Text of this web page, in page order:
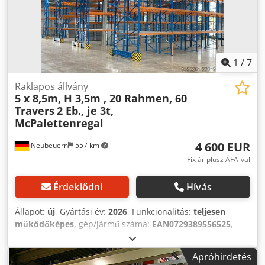
1 /7
Neubeuern 557 km
Raklapos állvány
5 x 8,5m, H 3,5m , 20 Rahmen, 60
Travers2 Eb., je 3t,
McPalettenregal
4 600 EUR
Fix ár plusz ÁFA-val
Érdeklődni Hívás
Állapot: új, Gyártási év: 2026, Funkcionalitás: teljesen
működőképes, gép/jármű száma: EAN0729389556525,
teherbírás tárolási szekciónként:
43 500 mm, teljes magasság:3 500 mm, távolság az
oszlopok között:2 700 mm, polcmagasság:3 500 mm ,
Apróhirdetés